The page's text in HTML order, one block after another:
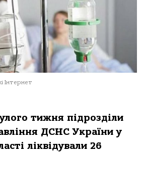
Інтернет
тижня підрозділи
ДСНС України у
ліквідували 26